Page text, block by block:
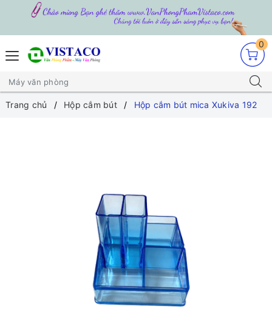
0
Trang chủ Hộp cắm bút Hộp cắm bút mica Xukiva 192